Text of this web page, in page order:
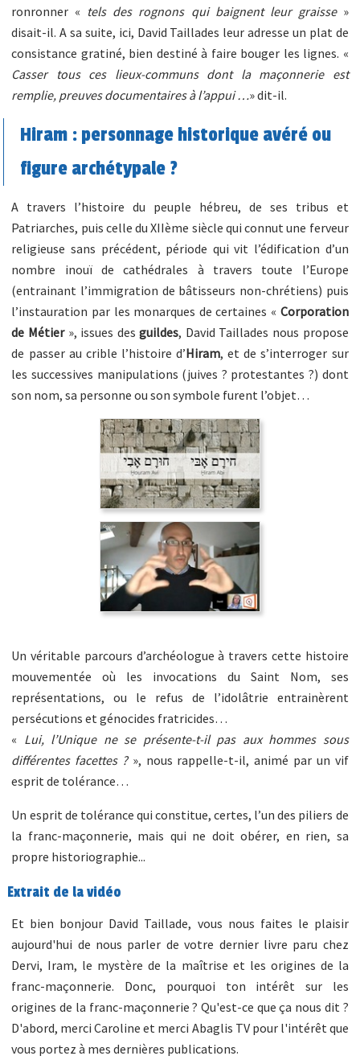
ronronner « tels des rognons qui baignent leur graisse»
disait-il. A sa suite, ici, David Taillades leur adresse un plat de
consistance gratiné, bien destiné à faire bouger les lignes. «
Casser tous ces lieux-communs dont la maçonnerie est
remplie, preuves documentaires à l’appui …» dit-il.
Hiram : personnage historique avéré ou
figure archétypale ?
A travers l’histoire du peuple hébreu, de ses tribus et
Patriarches, puis celle du XIIème siècle qui connut une ferveur
religieuse sans précédent, période qui vit l’édification d’un
nombre inouï de cathédrales à travers toute l’Europe
(entrainant l’immigration de bâtisseurs non-chrétiens) puis
l’instauration par les monarques de certaines « Corporation
de Métier», issues desguildes, David Taillades nous propose
de passer au crible l’histoire d’Hiram, et de s’interroger sur
les successives manipulations (juives ? protestantes ?) dont
son nom, sa personne ou son symbole furent l’objet…
Un véritable parcours d’archéologue à travers cette histoire
mouvementée où les invocations du Saint Nom, ses
représentations, ou le refus de l’idolâtrie entrainèrent
persécutions et génocides fratricides…
« Lui, l’Unique ne se présente-t-il pas aux hommes sous
différentes facettes ?», nous rappelle-t-il, animé par un vif
esprit de tolérance…
Un esprit de tolérance qui constitue, certes, l’un des piliers de
la franc-maçonnerie, mais qui ne doit obérer, en rien, sa
propre historiographie...
Extrait de la vidéo
Et bien bonjour David Taillade, vous nous faites le plaisir
aujourd'hui de nous parler de votre dernier livre paru chez
Dervi, Iram, le mystère de la maîtrise et les origines de la
franc-maçonnerie. Donc, pourquoi ton intérêt sur les
origines de la franc-maçonnerie ? Qu'est-ce que ça nous dit ?
D'abord, merci Caroline et merci Abaglis TV pour l'intérêt que
vous portez à mes dernières publications.